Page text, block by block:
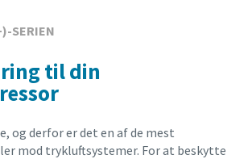
SERIEN
til din
og derfor er det en af de mest
mod trykluftsystemer. For at beskytte